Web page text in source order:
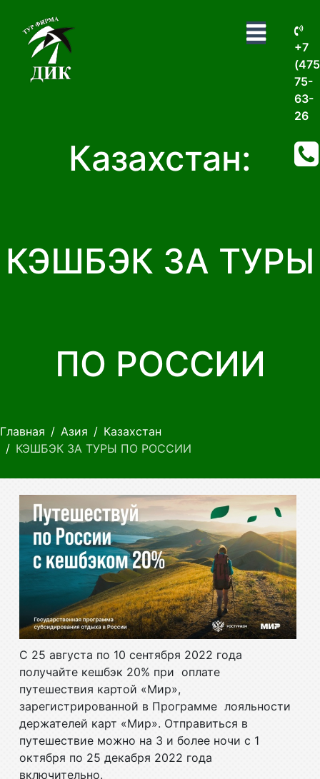
+7
75-
63-
26
Казахстан:
КЭШБЭК ЗА ТУРЫ
ПО РОССИИ
Главная Азия
Казахстан
КЭШБЭК ЗА ТУРЫ ПО РОССИИ
С 25 августа по 10 сентября 2022 года
получайте кешбэк 20% при оплате
путешествия картой «Мир»,
зарегистрированной в Программе лояльности
держателей карт «Мир». Отправиться в
путешествие можно на 3 и более ночи с 1
октября по 25 декабря 2022 года
включительно.